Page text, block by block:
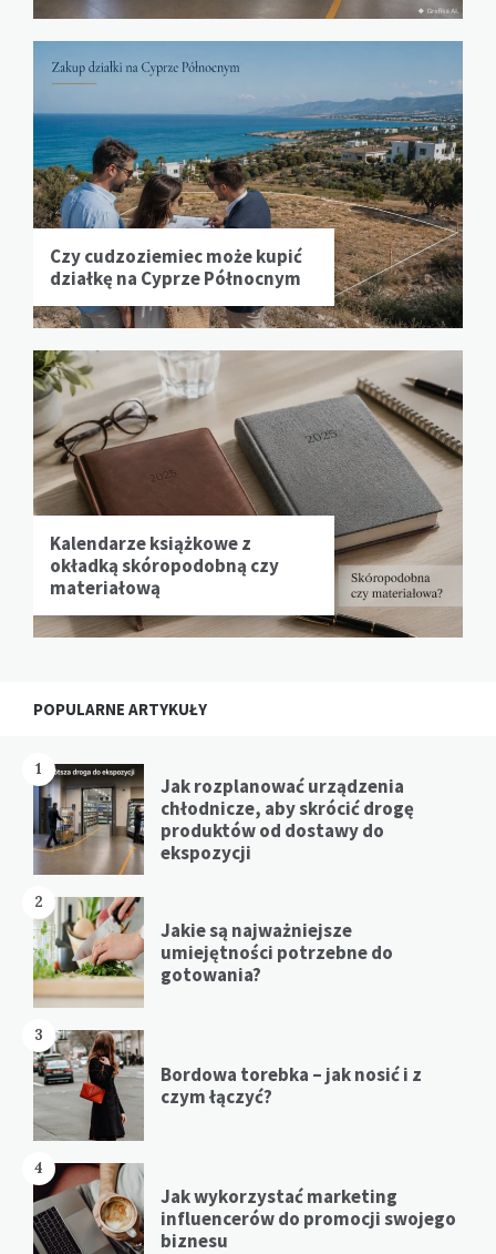
Czy cudzoziemiec może kupić
działkę na Cyprze Północnym
Kalendarze książkowe z
okładką skóropodobną czy
materiałową
POPULARNE ARTYKUŁY
1
Jak rozplanować urządzenia
chłodnicze, aby skrócić drogę
produktów od dostawy do
ekspozycji
2
Jakie są najważniejsze
umiejętności potrzebne do
gotowania?
3
Bordowa torebka – jak nosić i z
czym łączyć?
4
Jak wykorzystać marketing
influencerów do promocji swojego
biznesu